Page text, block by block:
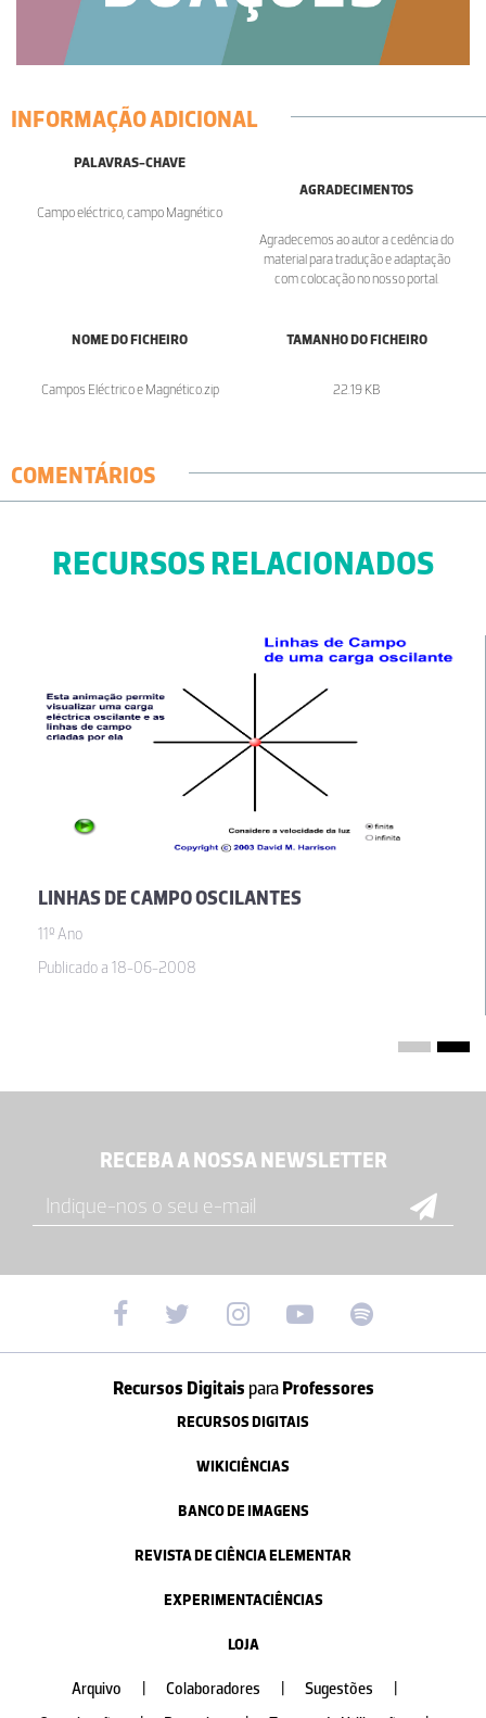
INFORMAÇÃO ADICIONAL
PALAVRAS-CHAVE
Campo eléctrico, campo Magnético
AGRADECIMENTOS
Agradecemos ao autor a cedência do
material para tradução e adaptação
com colocação no nosso portal.
NOME DO FICHEIRO
Campos Eléctrico e Magnético.zip
TAMANHO DO FICHEIRO
22.19 KB
COMENTÁRIOS
RECURSOS RELACIONADOS
LINHAS DE CAMPO OSCILANTES
11º Ano
Publicado a 18-06-2008
RECEBA A NOSSA NEWSLETTER
Recursos Digitais paraProfessores
RECURSOS DIGITAIS
WIKICIÊNCIAS
BANCO DE IMAGENS
REVISTA DE CIÊNCIA ELEMENTAR
EXPERIMENTACIÊNCIAS
LOJA
Arquivo Colaboradores Sugestões